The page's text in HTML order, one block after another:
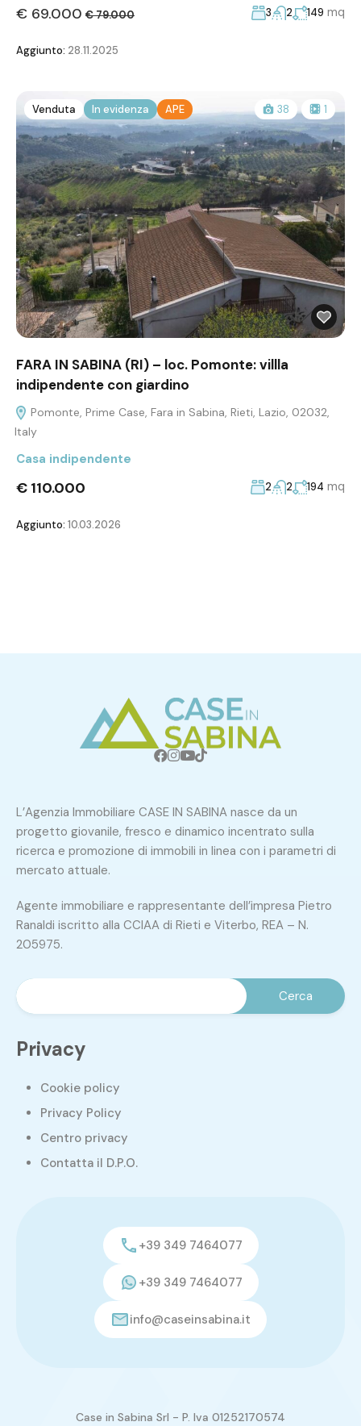
€ 69.000 € 79.000 3 2 149 mq
Aggiunto: 28.11.2025
Venduta In evidenza APE 38 1
FARA IN SABINA (RI) – loc. Pomonte: villla
indipendente con giardino
Pomonte, Prime Case, Fara in Sabina, Rieti, Lazio, 02032,
Italy
Casa indipendente
€ 110.000 2 2 194 mq
Aggiunto: 10.03.2026
L’Agenzia Immobiliare CASE IN SABINA nasce da un
progetto giovanile, fresco e dinamico incentrato sulla
ricerca e promozione di immobili in linea con i parametri di
mercato attuale.
Agente immobiliare e rappresentante dell’impresa Pietro
Ranaldi iscritto alla CCIAA di Rieti e Viterbo, REA – N.
205975.
Privacy
Cookie policy
Privacy Policy
Centro privacy
Contatta il D.P.O.
+39 349 7464077
+39 349 7464077
info@caseinsabina.it
Case in Sabina Srl - P. Iva 01252170574